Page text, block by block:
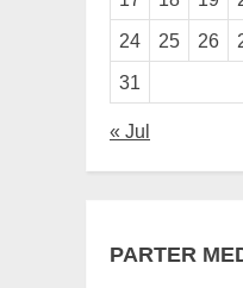
24
25 26
31
« Jul
PARTER